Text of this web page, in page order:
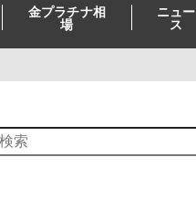
金プラチナ相
場
ニュー
ス